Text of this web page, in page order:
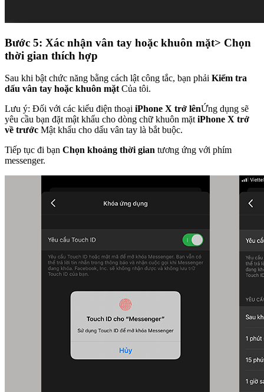
Bước 5: Xác nhận vân tay hoặc khuôn mặt> Chọn
thời gian thích hợp
Sau khi bật chức năng bằng cách lật công tắc, bạn phải Kiểm tra
dấu vân tay hoặc khuôn mặt Của tôi.
Lưu ý: Đối với các kiểu điện thoại iPhone X trở lênỨng dụng sẽ
yêu cầu bạn đặt mật khẩu cho dòng chữ khuôn mặt iPhone X trở
về trước Mật khẩu cho dấu vân tay là bắt buộc.
Tiếp tục đi bạn Chọn khoảng thời gian tương ứng với phím
messenger.